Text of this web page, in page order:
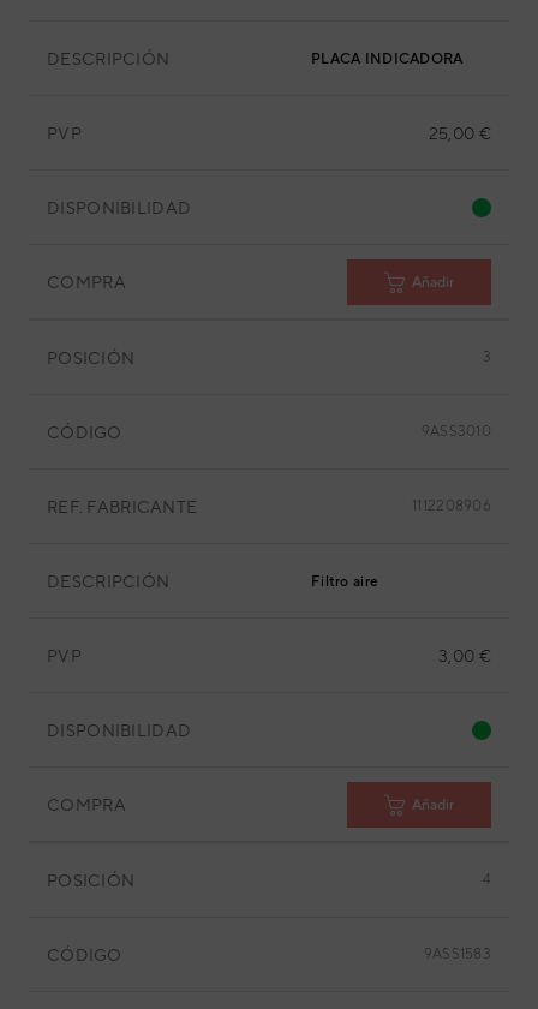
DESCRIPCIÓN PLACA INDICADORA
PVP 25,00 €
DISPONIBILIDAD
COMPRA Añadir
POSICIÓN 3
CÓDIGO 9ASS3010
REF. FABRICANTE 1112208906
DESCRIPCIÓN Filtro aire
PVP 3,00 €
DISPONIBILIDAD
COMPRA Añadir
POSICIÓN 4
CÓDIGO 9ASS1583